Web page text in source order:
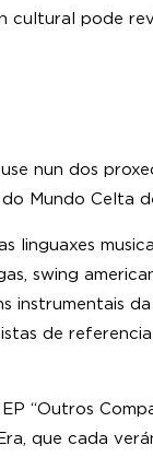
cultural pode
nun dos
Mundo Celta
swing
de
“Outros
que cada